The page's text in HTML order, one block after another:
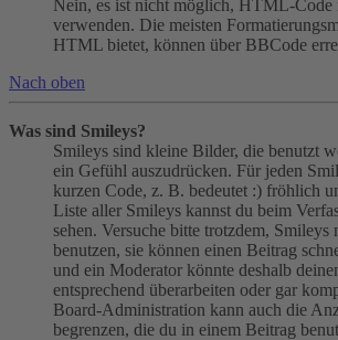
Nein, es ist nicht möglich, HTML-Code
verwenden. Die meisten
HTML bietet, können über BBCode
Nach oben
Was sind Smileys?
Smileys sind kleine Bilder, die benutzt
ein Gefühl auszudrücken. Für jeden
kurzen Code, z. B. bedeutet :) fröhlich
Liste aller Smileys kannst du beim
sehen. Versuche bitte trotzdem, Smileys
benutzen, sie können einen Beitrag
und ein Moderator könnte deshalb
entsprechend überarbeiten oder gar
Board-Administration kann auch die
begrenzen, die du in einem Beitrag